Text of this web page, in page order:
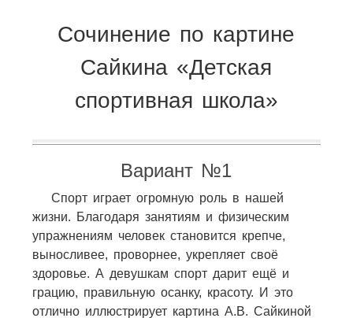
Сочинение по картине
Сайкина «Детская
спортивная школа»
Вариант №1
Спорт играет огромную роль в нашей
жизни. Благодаря занятиям и физическим
упражнениям человек становится крепче,
выносливее, проворнее, укрепляет своё
здоровье. А девушкам спорт дарит ещё и
грацию, правильную осанку, красоту. И это
отлично иллюстрирует картина А.В. Сайкиной